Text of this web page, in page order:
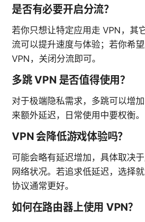
是否有必要开启分流？
若你只想让特定应用走 VPN，其
流可以提升速度与体验；若你希
VPN，关闭分流即可。
多跳 VPN 是否值得使用？
对于极端隐私需求，多跳可以增
来额外延迟，日常使用中要权衡。
VPN 会降低游戏体验吗？
可能会略有延迟增加，具体取决
网络状况。若追求低延迟，选择
协议通常更好。
如何在路由器上使用 VPN？